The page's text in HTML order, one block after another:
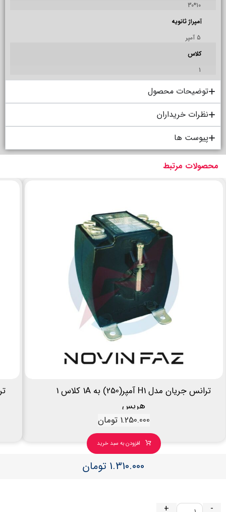
10*30
آمپراژ ثانویه
5 آمپر
کلاس
1
توضیحات محصول
نظرات خریداران
پیوست ها
محصولات مرتبط
ترانس جریان مدل H1 آمپر(250) به 1A کلاس 1
هریس
1.250.000 تومان
افزودن به سبد خرید
1.310.000 تومان
-
+